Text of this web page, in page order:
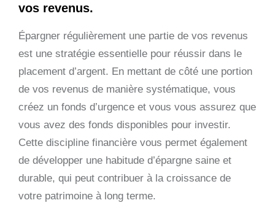
vos revenus.
Épargner régulièrement une partie de vos revenus
est une stratégie essentielle pour réussir dans le
placement d’argent. En mettant de côté une portion
de vos revenus de manière systématique, vous
créez un fonds d’urgence et vous vous assurez que
vous avez des fonds disponibles pour investir.
Cette discipline financière vous permet également
de développer une habitude d’épargne saine et
durable, qui peut contribuer à la croissance de
votre patrimoine à long terme.